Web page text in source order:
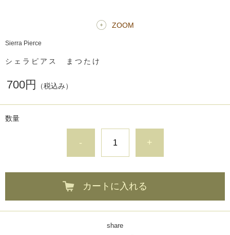
ZOOM
Sierra Pierce
シェラピアス まつたけ
700円 （税込み）
数量
- +
カートに入れる
share